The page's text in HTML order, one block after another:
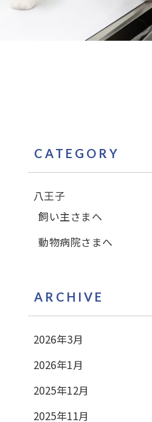
CATEGORY
八王子
飼い主さまへ
動物病院さまへ
ARCHIVE
2026年3月
2026年1月
2025年12月
2025年11月